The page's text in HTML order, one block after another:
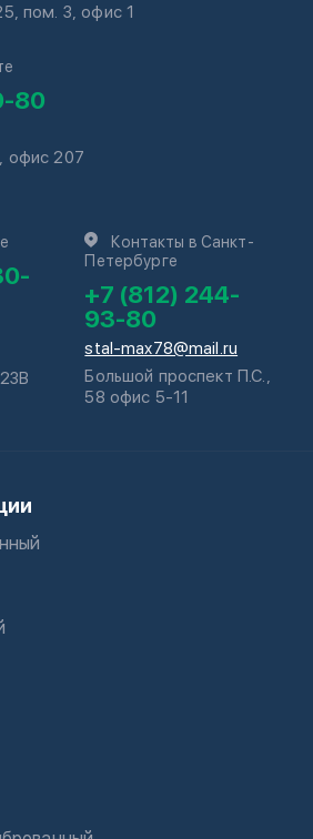
пом. 3, офис 1
80
офис 207
Контакты в Санкт-
Петербурге
+7 (812) 244-
93-80
stal-max78@mail.ru
Большой проспект П.С.,
58 офис 5-11